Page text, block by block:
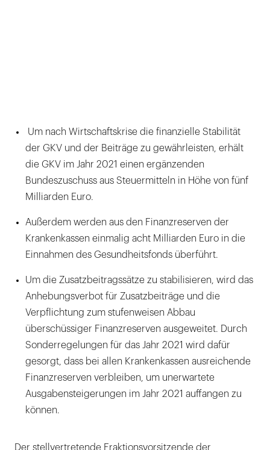
Um nach Wirtschaftskrise die finanzielle Stabilität
der GKV und der Beiträge zu gewährleisten, erhält
die GKV im Jahr 2021 einen ergänzenden
Bundeszuschuss aus Steuermitteln in Höhe von fünf
Milliarden Euro.
Außerdem werden aus den Finanzreserven der
Krankenkassen einmalig acht Milliarden Euro in die
Einnahmen des Gesundheitsfonds überführt.
Um die Zusatzbeitragssätze zu stabilisieren, wird das
Anhebungsverbot für Zusatzbeiträge und die
Verpflichtung zum stufenweisen Abbau
überschüssiger Finanzreserven ausgeweitet. Durch
Sonderregelungen für das Jahr 2021 wird dafür
gesorgt, dass bei allen Krankenkassen ausreichende
Finanzreserven verbleiben, um unerwartete
Ausgabensteigerungen im Jahr 2021 auffangen zu
können.
Der stellvertretende Fraktionsvorsitzende der